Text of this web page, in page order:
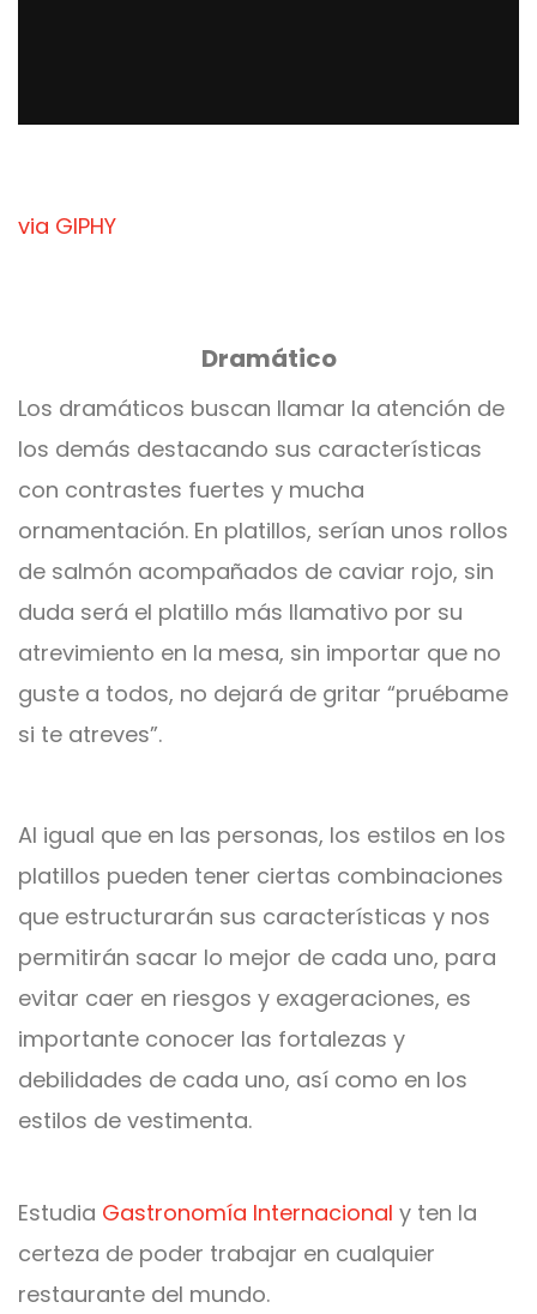
via GIPHY
Dramático
Los dramáticos buscan llamar la atención de
los demás destacando sus características
con contrastes fuertes y mucha
ornamentación. En platillos, serían unos rollos
de salmón acompañados de caviar rojo, sin
duda será el platillo más llamativo por su
atrevimiento en la mesa, sin importar que no
guste a todos, no dejará de gritar “pruébame
si te atreves”.
Al igual que en las personas, los estilos en los
platillos pueden tener ciertas combinaciones
que estructurarán sus características y nos
permitirán sacar lo mejor de cada uno, para
evitar caer en riesgos y exageraciones, es
importante conocer las fortalezas y
debilidades de cada uno, así como en los
estilos de vestimenta.
Estudia Gastronomía Internacional y ten la
certeza de poder trabajar en cualquier
restaurante del mundo.